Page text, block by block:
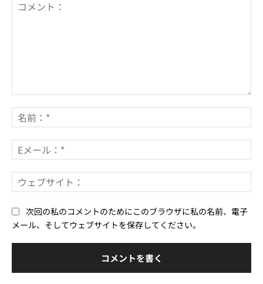
メ
ン
ト：
前
*
メ
ー
*ェ
次回の私のコメントのためにこのブラウザに私の名前、電子
メール、そしてウェブサイトを保存してください。